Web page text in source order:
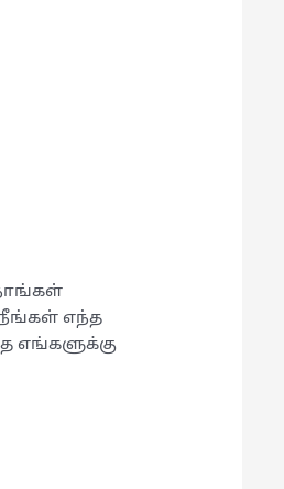
எந்த
எங்களுக்கு